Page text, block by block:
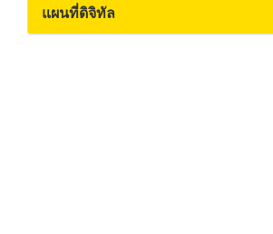
แผนที่ดิจิทัล